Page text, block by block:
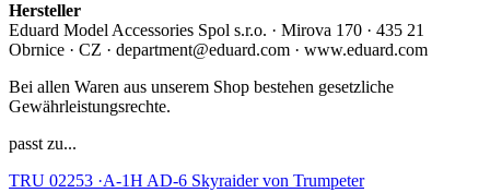
Hersteller
Eduard Model Accessories Spol s.r.o. · Mirova 170 · 435 21
Obrnice · CZ · department@eduard.com · www.eduard.com
Bei allen Waren aus unserem Shop bestehen gesetzliche
Gewährleistungsrechte.
passt zu...
TRU 02253 ·A-1H AD-6 Skyraider von Trumpeter